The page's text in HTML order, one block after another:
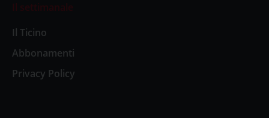
Il settimanale
Il Ticino
Abbonamenti
Privacy Policy